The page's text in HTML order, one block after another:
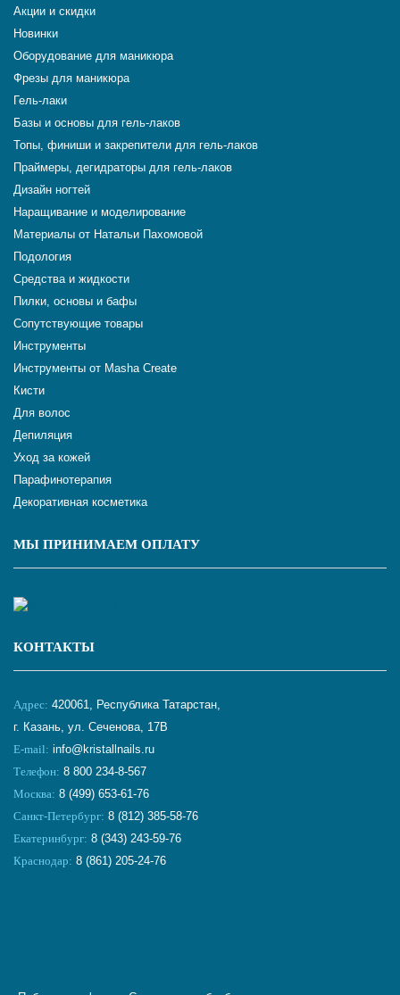
Акции и скидки
Новинки
Оборудование для маникюра
Фрезы для маникюра
Гель-лаки
Базы и основы для гель-лаков
Топы, финиши и закрепители для гель-лаков
Праймеры, дегидраторы для гель-лаков
Дизайн ногтей
Наращивание и моделирование
Материалы от Натальи Пахомовой
Подология
Средства и жидкости
Пилки, основы и бафы
Сопутствующие товары
Инструменты
Инструменты от Masha Create
Кисти
Для волос
Депиляция
Уход за кожей
Парафинотерапия
Декоративная косметика
МЫ ПРИНИМАЕМ ОПЛАТУ
КОНТАКТЫ
Адрес: 420061, Республика Татарстан,
г. Казань, ул. Сеченова, 17В
E-mail: info@kristallnails.ru
Телефон: 8 800 234-8-567
Москва: 8 (499) 653-61-76
Санкт-Петербург: 8 (812) 385-58-76
Екатеринбург: 8 (343) 243-59-76
Краснодар: 8 (861) 205-24-76